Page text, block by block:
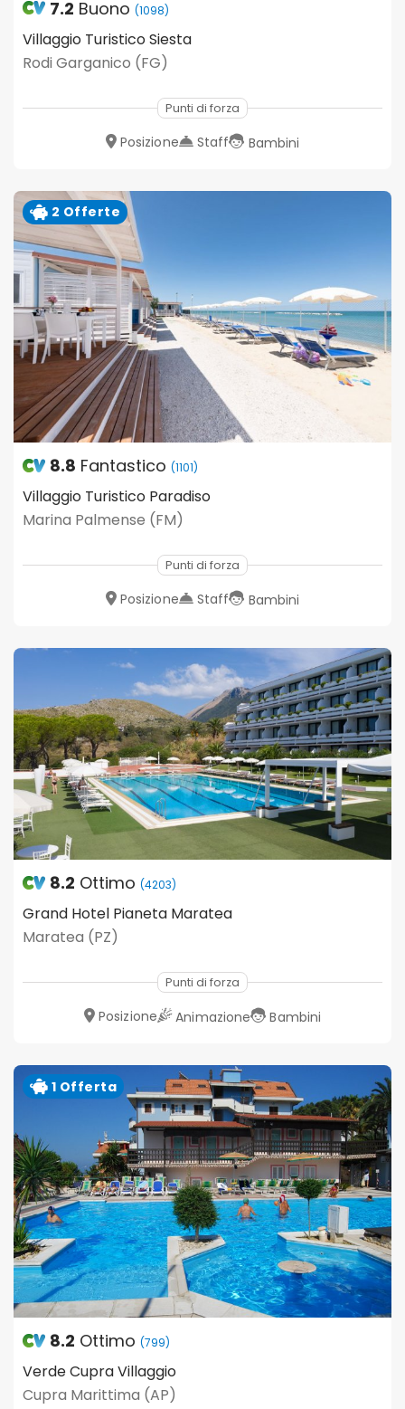
7.2 Buono (1098)
Villaggio Turistico Siesta
Rodi Garganico (FG)
Punti di forza
Posizione Staff Bambini
2 Offerte
8.8 Fantastico (1101)
Villaggio Turistico Paradiso
Marina Palmense (FM)
Punti di forza
Posizione Staff Bambini
8.2 Ottimo (4203)
Grand Hotel Pianeta Maratea
Maratea (PZ)
Punti di forza
Posizione Animazione Bambini
1 Offerta
8.2 Ottimo (799)
Verde Cupra Villaggio
Cupra Marittima (AP)